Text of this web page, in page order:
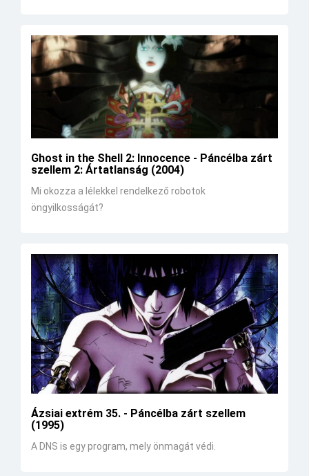
Ghost in the Shell 2: Innocence - Páncélba zárt
szellem 2: Ártatlanság (2004)
Mi okozza a lélekkel rendelkező robotok
öngyilkosságát?
Ázsiai extrém 35. - Páncélba zárt szellem
(1995)
A DNS is egy program, mely önmagát védi.